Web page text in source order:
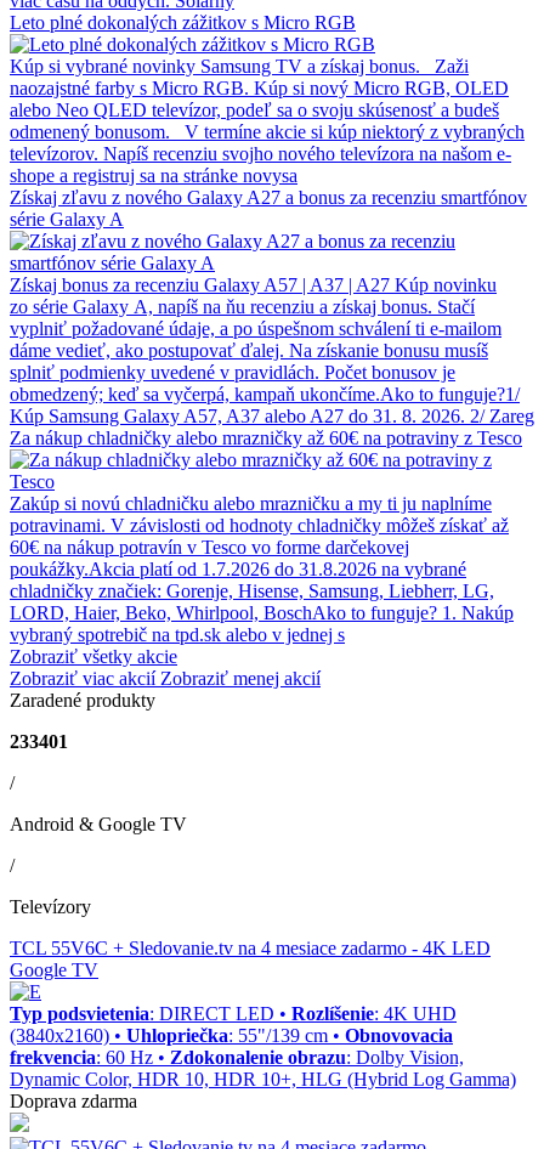
Leto plné dokonalých zážitkov s Micro RGB
Kúp si vybrané novinky Samsung TV a získaj bonus. Zaži
naozajstné farby s Micro RGB. Kúp si nový Micro RGB, OLED
alebo Neo QLED televízor, podeľ sa o svoju skúsenosť a budeš
odmenený bonusom. V termíne akcie si kúp niektorý z vybraných
televízorov. Napíš recenziu svojho nového televízora na našom e-
shope a registruj sa na stránke novysa
Získaj zľavu z nového Galaxy A27 a bonus za recenziu smartfónov
série Galaxy A
Získaj bonus za recenziu Galaxy A57 | A37 | A27 Kúp novinku
zo série Galaxy A, napíš na ňu recenziu a získaj bonus. Stačí
vyplniť požadované údaje, a po úspešnom schválení ti e‑mailom
dáme vedieť, ako postupovať ďalej. Na získanie bonusu musíš
splniť podmienky uvedené v pravidlách. Počet bonusov je
obmedzený; keď sa vyčerpá, kampaň ukončíme.Ako to funguje?1/
Kúp Samsung Galaxy A57, A37 alebo A27 do 31. 8. 2026. 2/ Zareg
Za nákup chladničky alebo mrazničky až 60€ na potraviny z Tesco
Zakúp si novú chladničku alebo mrazničku a my ti ju naplníme
potravinami. V závislosti od hodnoty chladničky môžeš získať až
60€ na nákup potravín v Tesco vo forme darčekovej
poukážky.Akcia platí od 1.7.2026 do 31.8.2026 na vybrané
chladničky značiek: Gorenje, Hisense, Samsung, Liebherr, LG,
LORD, Haier, Beko, Whirlpool, BoschAko to funguje? 1. Nakúp
vybraný spotrebič na tpd.sk alebo v jednej s
Zobraziť všetky akcie
Zobraziť viac akcií Zobraziť menej akcií
Zaradené produkty
233401
/
Android & Google TV
/
Televízory
TCL 55V6C + Sledovanie.tv na 4 mesiace zadarmo - 4K LED
Google TV
Typ podsvietenia: DIRECT LED • Rozlíšenie: 4K UHD
(3840x2160) • Uhlopriečka: 55"/139 cm • Obnovovacia
frekvencia: 60 Hz • Zdokonalenie obrazu: Dolby Vision,
Dynamic Color, HDR 10, HDR 10+, HLG (Hybrid Log Gamma)
Doprava zdarma